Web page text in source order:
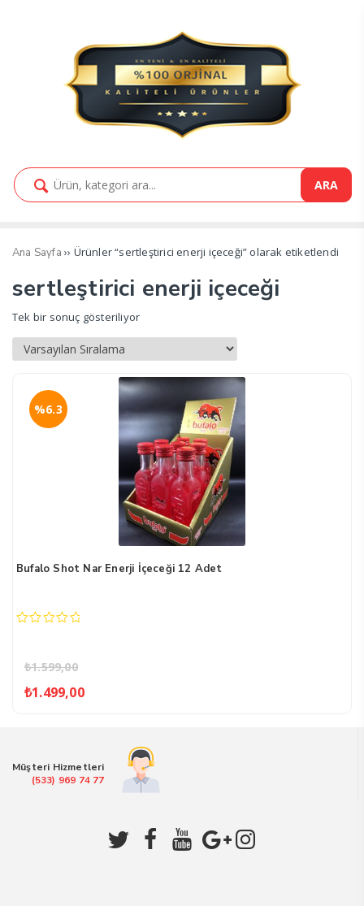
ARA
Ana Sayfa ›› Ürünler “sertleştirici enerji içeceği” olarak etiketlendi
sertleştirici enerji içeceği
Tek bir sonuç gösteriliyor
Bufalo Shot Nar Enerji İçeceği 12 Adet
₺1.599,00
Orijinal
fiyat:
₺1.499,00Şu
andaki
₺1.499,00.
%6.3
Müşteri Hizmetleri
(533) 969 74 77